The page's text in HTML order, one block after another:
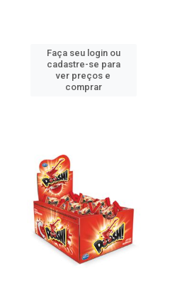
Faça seu login ou
cadastre-se para
ver preços e
comprar